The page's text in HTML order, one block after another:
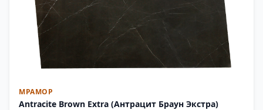
МРАМОР
Antracite Brown Extra (Антрацит Браун Экстра)